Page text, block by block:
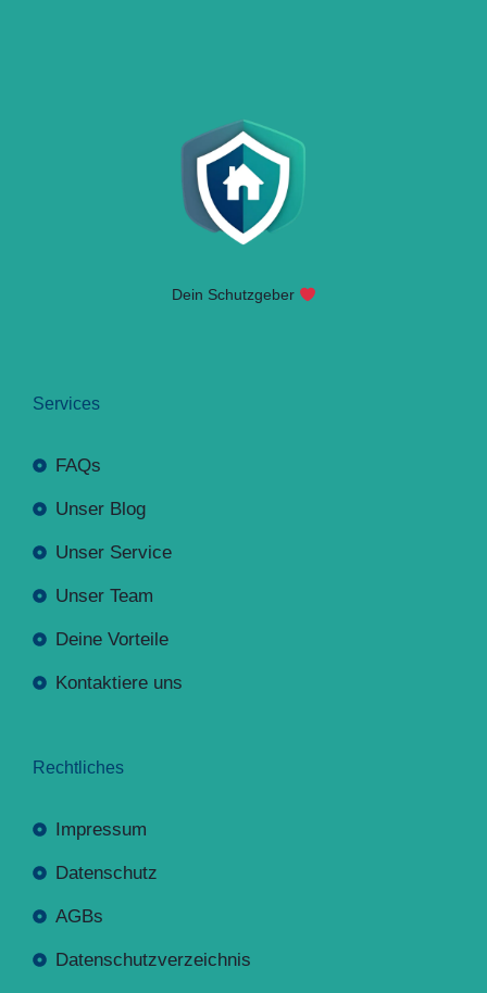
Dein Schutzgeber
Services
FAQs
Unser Blog
Unser Service
Unser Team
Deine Vorteile
Kontaktiere uns
Rechtliches
Impressum
Datenschutz
AGBs
Datenschutzverzeichnis